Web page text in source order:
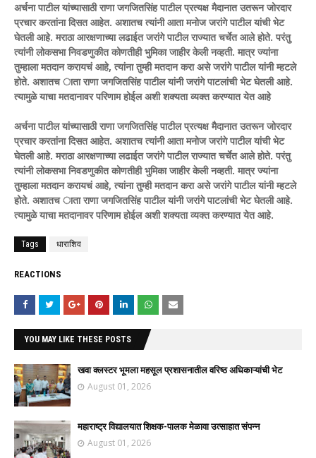
अर्चना पाटील यांच्यासाठी राणा जगजितसिंह पाटील प्रत्यक्ष मैदानात उतरून जोरदार
प्रचार करतांना दिसत आहेत. अशातच त्यांनी आता मनोज जरांगे पाटील यांची भेट
घेतली आहे. मराठा आरक्षणाच्या लढाईत जरांगे पाटील राज्यात चर्चेत आले होते. परंतु
त्यांनी लोकसभा निवडणुकीत कोणतीही भुमिका जाहीर केली नव्हती. मात्र ज्यांना
तुम्हाला मतदान करायचं आहे, त्यांना तुम्ही मतदान करा असे जरांगे पाटील यांनी म्हटले
होते. अशातच ाता राणा जगजितसिंह पाटील यांनी जरांगे पाटलांची भेट घेतली आहे.
त्यामुळे याचा मतदानावर परिणाम होईल अशी शक्यता व्यक्त करण्यात येत आहे
अर्चना पाटील यांच्यासाठी राणा जगजितसिंह पाटील प्रत्यक्ष मैदानात उतरून जोरदार
प्रचार करतांना दिसत आहेत. अशातच त्यांनी आता मनोज जरांगे पाटील यांची भेट
घेतली आहे. मराठा आरक्षणाच्या लढाईत जरांगे पाटील राज्यात चर्चेत आले होते. परंतु
त्यांनी लोकसभा निवडणुकीत कोणतीही भुमिका जाहीर केली नव्हती. मात्र ज्यांना
तुम्हाला मतदान करायचं आहे, त्यांना तुम्ही मतदान करा असे जरांगे पाटील यांनी म्हटले
होते. अशातच ाता राणा जगजितसिंह पाटील यांनी जरांगे पाटलांची भेट घेतली आहे.
त्यामुळे याचा मतदानावर परिणाम होईल अशी शक्यता व्यक्त करण्यात येत आहे.
Tags धाराशिव
REACTIONS
YOU MAY LIKE THESE POSTS
खवा क्लस्टर भूमला महसूल प्रशासनातील वरिष्ठ अधिकाऱ्यांची भेट
August 01, 2026
महाराष्ट्र विद्यालयात शिक्षक-पालक मेळावा उत्साहात संपन्न
August 01, 2026